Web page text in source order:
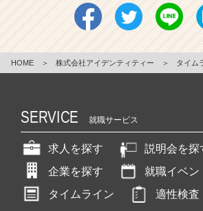
HOME ＞ 株式会社アイデンティティー ＞ タイム
SERVICE 就職サービス
求人を探す
説明会を探
企業を探す
就職イベン
タイムライン
適性検査